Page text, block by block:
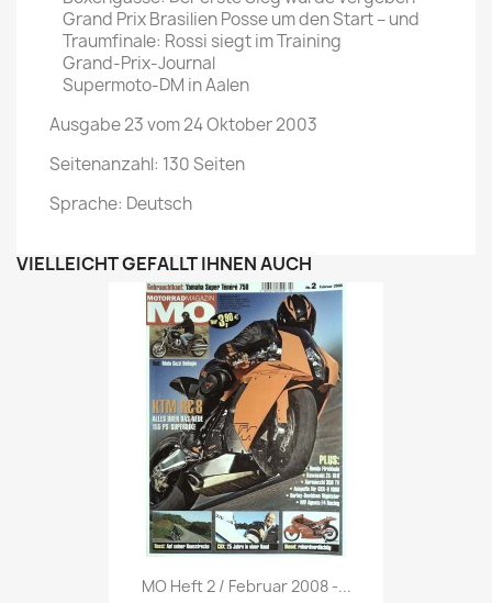
Grand Prix Brasilien Posse um den Start – und
Traumfinale: Rossi siegt im Training
Grand-Prix-Journal
Supermoto-DM in Aalen
Ausgabe 23 vom 24 Oktober 2003
Seitenanzahl: 130 Seiten
Sprache: Deutsch
VIELLEICHT GEFÄLLT IHNEN AUCH
 Vorschau
MO Heft 2 / Februar 2008 -...